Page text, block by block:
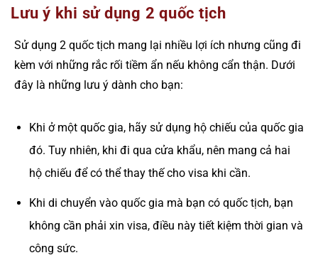
Lưu ý khi sử dụng 2 quốc tịch
Sử dụng 2 quốc tịch mang lại nhiều lợi ích nhưng cũng đi
kèm với những rắc rối tiềm ẩn nếu không cẩn thận. Dưới
đây là những lưu ý dành cho bạn:
Khi ở một quốc gia, hãy sử dụng hộ chiếu của quốc gia
đó. Tuy nhiên, khi đi qua cửa khẩu, nên mang cả hai
hộ chiếu để có thể thay thế cho visa khi cần.
Khi di chuyển vào quốc gia mà bạn có quốc tịch, bạn
không cần phải xin visa, điều này tiết kiệm thời gian và
công sức.